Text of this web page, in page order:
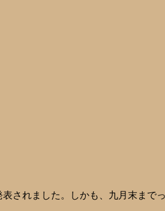
されました。しかも、九月末まで